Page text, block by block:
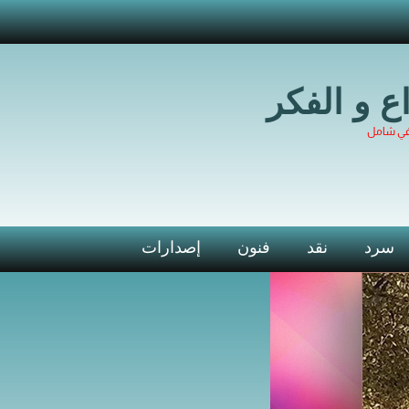
و الفكر
شامل
سرد نقد فنون إصدارات